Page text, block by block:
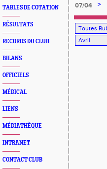
TABLES DE COTATION
RÉSULTATS
RECORDS DU CLUB
BILANS
OFFICIELS
MÉDICAL
LIENS
MÉDIATHÈQUE
INTRANET
CONTACT CLUB
07/04
>